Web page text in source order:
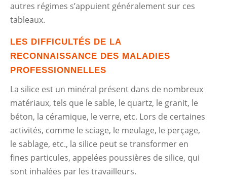
autres régimes s’appuient généralement sur ces
tableaux.
LES DIFFICULTÉS DE LA
RECONNAISSANCE DES MALADIES
PROFESSIONNELLES
La silice est un minéral présent dans de nombreux
matériaux, tels que le sable, le quartz, le granit, le
béton, la céramique, le verre, etc. Lors de certaines
activités, comme le sciage, le meulage, le perçage,
le sablage, etc., la silice peut se transformer en
fines particules, appelées poussières de silice, qui
sont inhalées par les travailleurs.